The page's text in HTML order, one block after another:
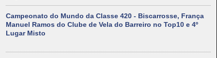
Campeonato do Mundo da Classe 420 - Biscarrosse, França
Manuel Ramos do Clube de Vela do Barreiro no Top10 e 4º
Lugar Misto